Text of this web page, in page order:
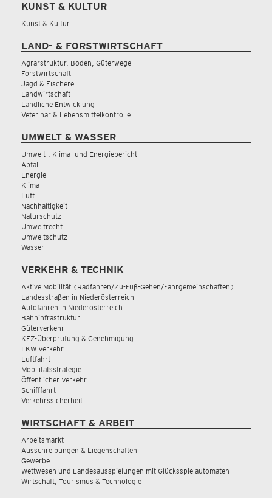
KUNST & KULTUR
Kunst & Kultur
LAND- & FORSTWIRTSCHAFT
Agrarstruktur, Boden, Güterwege
Forstwirtschaft
Jagd & Fischerei
Landwirtschaft
Ländliche Entwicklung
Veterinär & Lebensmittelkontrolle
UMWELT & WASSER
Umwelt-, Klima- und Energiebericht
Abfall
Energie
Klima
Luft
Nachhaltigkeit
Naturschutz
Umweltrecht
Umweltschutz
Wasser
VERKEHR & TECHNIK
Aktive Mobilität (Radfahren/Zu-Fuß-Gehen/Fahrgemeinschaften)
Landesstraßen in Niederösterreich
Autofahren in Niederösterreich
Bahninfrastruktur
Güterverkehr
KFZ-Überprüfung & Genehmigung
LKW Verkehr
Luftfahrt
Mobilitätsstrategie
Öffentlicher Verkehr
Schifffahrt
Verkehrssicherheit
WIRTSCHAFT & ARBEIT
Arbeitsmarkt
Ausschreibungen & Liegenschaften
Gewerbe
Wettwesen und Landesausspielungen mit Glücksspielautomaten
Wirtschaft, Tourismus & Technologie